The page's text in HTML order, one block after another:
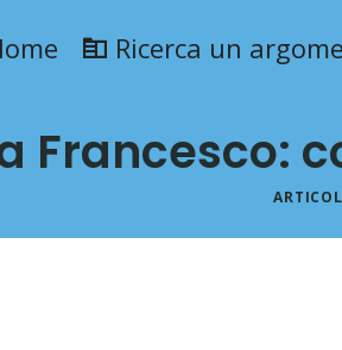
Ricerca un
Francesco: